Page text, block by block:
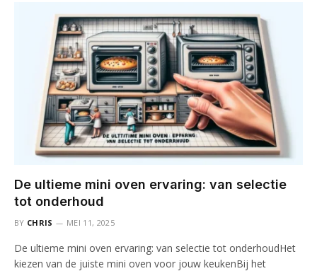
De ultieme mini oven ervaring: van selectie
tot onderhoud
BY CHRIS MEI 11, 2025
De ultieme mini oven ervaring: van selectie tot onderhoudHet
kiezen van de juiste mini oven voor jouw keukenBij het